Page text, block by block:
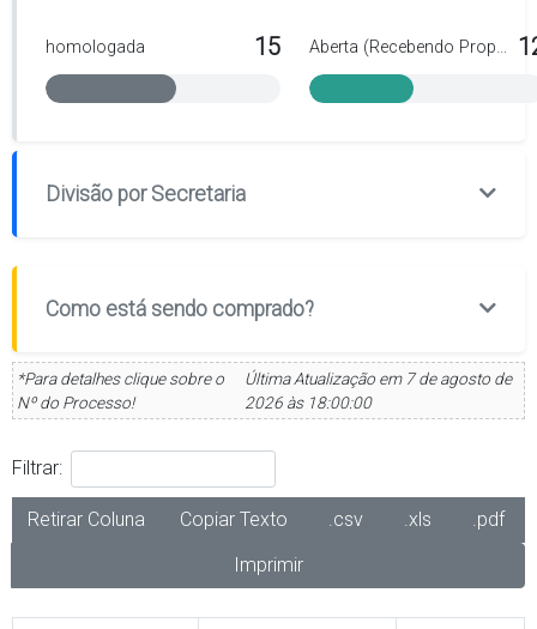
homologada 15 Aberta (Recebendo Propostas)
Divisão por Secretaria
Como está sendo comprado?
*Para detalhes clique sobre o
Nº do Processo!
Última Atualização em 7 de agosto de
2026 às 18:00:00
Filtrar:
Retirar Coluna Copiar Texto .csv .xls
.pdf
Imprimir